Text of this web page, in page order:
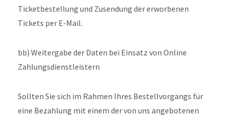
Ticketbestellung und Zusendung der erworbenen
Tickets per E-Mail.
bb) Weitergabe der Daten bei Einsatz von Online
Zahlungsdienstleistern
Sollten Sie sich im Rahmen Ihres Bestellvorgangs für
eine Bezahlung mit einem der von uns angebotenen